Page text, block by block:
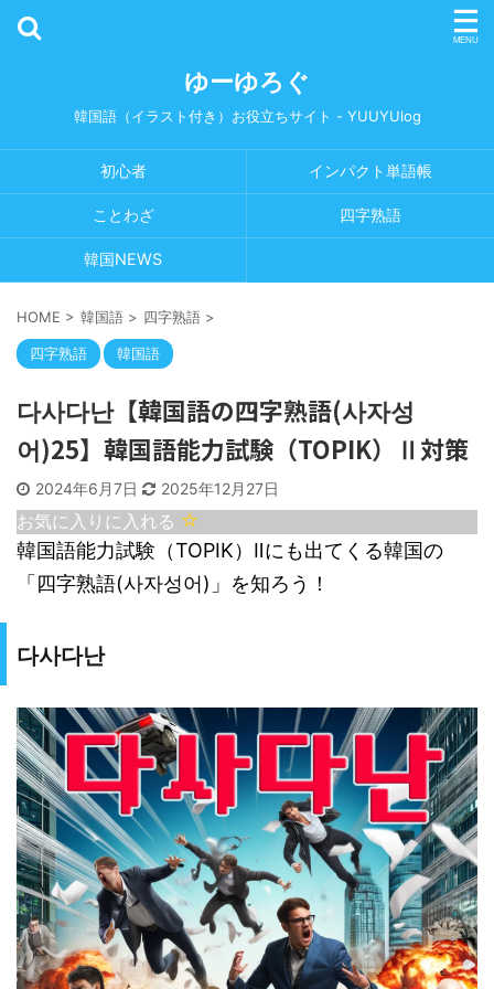
ゆーゆろぐ
韓国語（イラスト付き）お役立ちサイト - YUUYUlog
初心者 インパクト単語帳
ことわざ 四字熟語
韓国NEWS
HOME > 韓国語 > 四字熟語 >
四字熟語 韓国語
다사다난【韓国語の四字熟語(사자성
어)25】韓国語能力試験（TOPIK）Ⅱ対策
2024年6月7日 2025年12月27日
お気に入りに入れる
韓国語能力試験（TOPIK）Ⅱにも出てくる韓国の
「四字熟語(사자성어)」を知ろう！
다사다난